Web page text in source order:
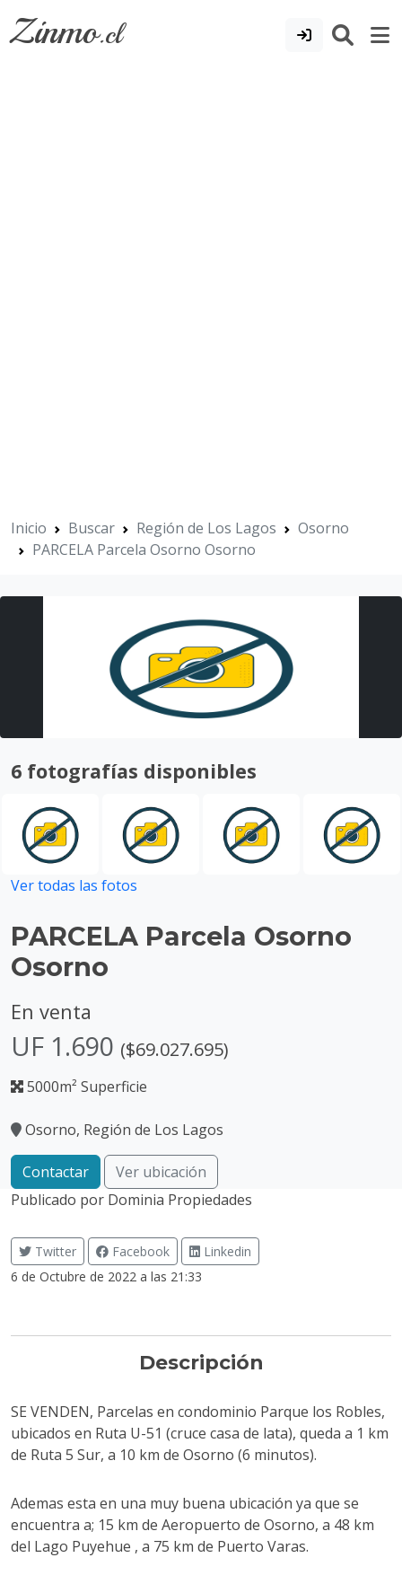
Zinmo.cl
Inicio Buscar Región de Los Lagos
Osorno
PARCELA Parcela Osorno Osorno
6 fotografías disponibles
Ver todas las fotos
PARCELA Parcela Osorno
Osorno
En venta
UF 1.690 ($69.027.695)
5000m² Superficie
Osorno, Región de Los Lagos
Contactar
Ver ubicación
Publicado por Dominia Propiedades
Twitter Facebook
Linkedin
6 de Octubre de 2022 a las 21:33
Descripción
SE VENDEN, Parcelas en condominio Parque los Robles,
ubicados en Ruta U-51 (cruce casa de lata), queda a 1 km
de Ruta 5 Sur, a 10 km de Osorno (6 minutos).
Ademas esta en una muy buena ubicación ya que se
encuentra a; 15 km de Aeropuerto de Osorno, a 48 km
del Lago Puyehue , a 75 km de Puerto Varas.